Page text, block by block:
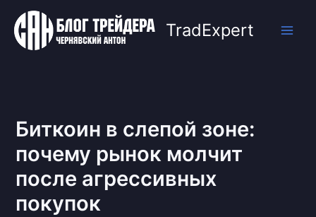
Перейти
содержимому
TradExpert
Биткоин в слепой зоне:
почему рынок молчит
после агрессивных
покупок